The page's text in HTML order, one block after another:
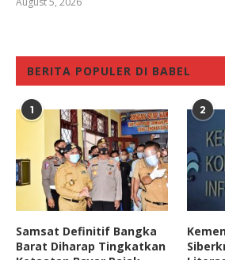
BERITA POPULER DI BABEL
1
Samsat Definitif Bangka
Barat Diharap Tingkatkan
2